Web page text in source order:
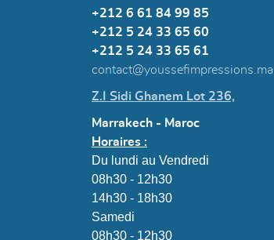
+212 6 61 84 99 85
+212 5 24 33 65 60
+212 5 24 33 65 61
contact@youssefimpressions.ma
Z.I Sidi Ghanem Lot 236,
Marrakech - Maroc
Horaires :
Du lundi au Vendredi
08h30 - 12h30
14h30 - 18h30
Samedi
08h30 - 12h30